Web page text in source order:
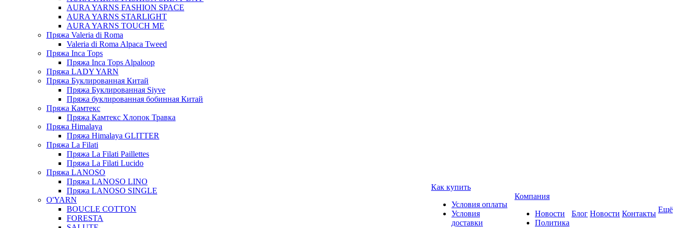
AURA YARNS FASHION SPACE
AURA YARNS STARLIGHT
AURA YARNS TOUCH ME
Пряжа Valeria di Roma
Valeria di Roma Alpaca Tweed
Пряжа Inca Tops
Пряжа Inca Tops Alpaloop
Пряжа LADY YARN
Пряжа Буклированная Китай
Пряжа Буклированная Siyve
Пряжа буклированная бобинная Китай
Пряжа Камтекс
Пряжа Камтекс Хлопок Травка
Пряжа Himalaya
Пряжа Himalaya GLITTER
Пряжа La Filati
Пряжа La Filati Paillettes
Пряжа La Filati Lucido
Пряжа LANOSO
Пряжа LANOSO LINO
Пряжа LANOSO SINGLE
O'YARN
BOUCLE COTTON
FORESTA
Как купить
Условия оплаты
Условия
доставки
Компания
Новости
Политика
Блог Новости Контакты Ещё